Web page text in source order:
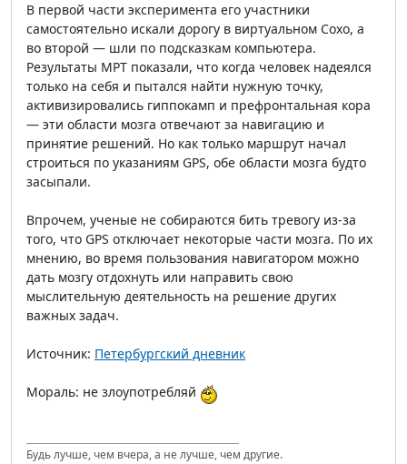
В первой части эксперимента его участники
самостоятельно искали дорогу в виртуальном Сохо, а
во второй — шли по подсказкам компьютера.
Результаты МРТ показали, что когда человек надеялся
только на себя и пытался найти нужную точку,
активизировались гиппокамп и префронтальная кора
— эти области мозга отвечают за навигацию и
принятие решений. Но как только маршрут начал
строиться по указаниям GPS, обе области мозга будто
засыпали.
Впрочем, ученые не собираются бить тревогу из-за
того, что GPS отключает некоторые части мозга. По их
мнению, во время пользования навигатором можно
дать мозгу отдохнуть или направить свою
мыслительную деятельность на решение других
важных задач.
Источник: Петербургский дневник
Мораль: не злоупотребляй
Будь лучше, чем вчера, а не лучше, чем другие.